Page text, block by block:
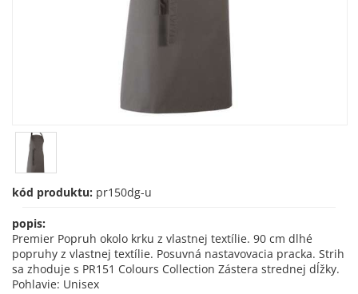
kód produktu: pr150dg-u
popis:
Premier Popruh okolo krku z vlastnej textílie. 90 cm dlhé
popruhy z vlastnej textílie. Posuvná nastavovacia pracka. Strih
sa zhoduje s PR151 Colours Collection Zástera strednej dĺžky.
Pohlavie: Unisex